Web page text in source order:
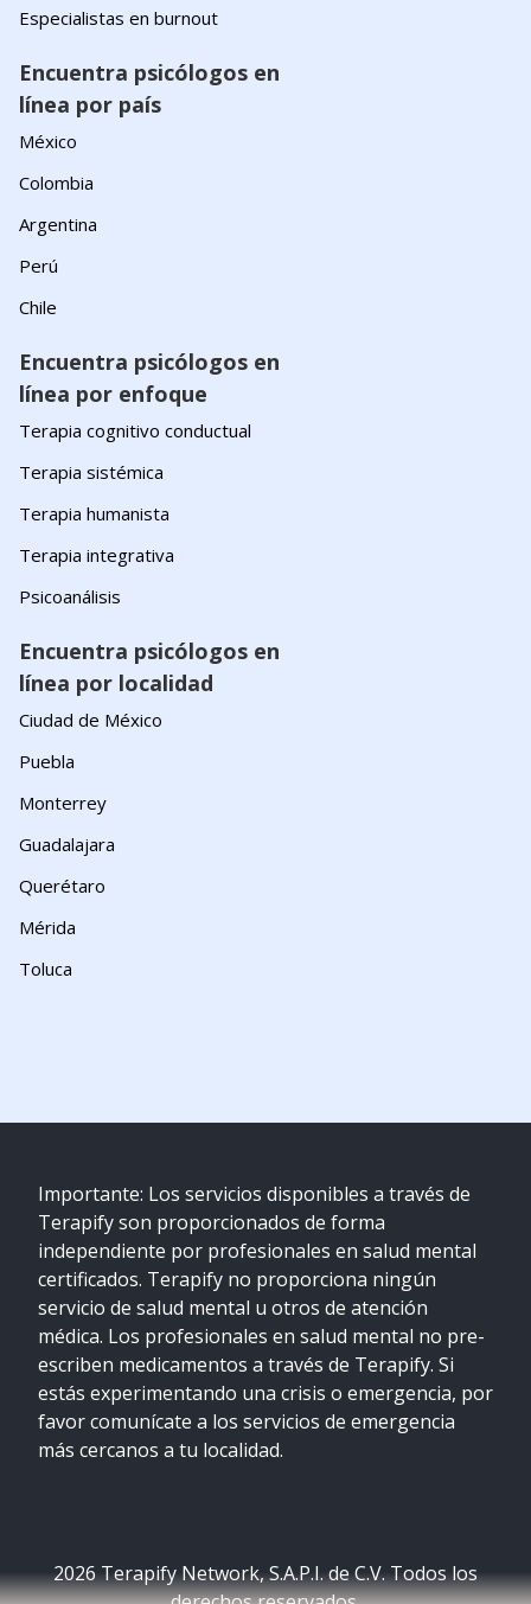
Especialistas en burnout
Encuentra psicólogos en
línea por país
México
Colombia
Argentina
Perú
Chile
Encuentra psicólogos en
línea por enfoque
Terapia cognitivo conductual
Terapia sistémica
Terapia humanista
Terapia integrativa
Psicoanálisis
Encuentra psicólogos en
línea por localidad
Ciudad de México
Puebla
Monterrey
Guadalajara
Querétaro
Mérida
Toluca
Importante: Los servicios disponibles a través de
Terapify son proporcionados de forma
independiente por profesionales en salud mental
certificados. Terapify no proporciona ningún
servicio de salud mental u otros de atención
médica. Los profesionales en salud mental no pre-
escriben medicamentos a través de Terapify. Si
estás experimentando una crisis o emergencia, por
favor comunícate a los servicios de emergencia
más cercanos a tu localidad.
2026Terapify Network, S.A.P.I. de C.V. Todos los